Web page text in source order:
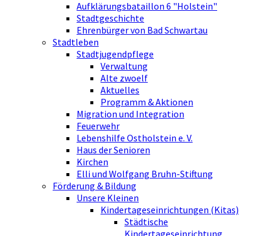
Aufklärungsbataillon 6 "Holstein"
Stadtgeschichte
Ehrenbürger von Bad Schwartau
Stadtleben
Stadtjugendpflege
Verwaltung
Alte zwoelf
Aktuelles
Programm & Aktionen
Migration und Integration
Feuerwehr
Lebenshilfe Ostholstein e. V.
Haus der Senioren
Kirchen
Elli und Wolfgang Bruhn-Stiftung
Förderung & Bildung
Unsere Kleinen
Kindertageseinrichtungen (Kitas)
Städtische
Kindertageseinrichtung